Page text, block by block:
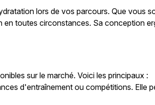
lors de vos parcours. Que vous
toutes circonstances. Sa conception
sur le marché. Voici les principaux :
d'entraînement ou compétitions. Elle